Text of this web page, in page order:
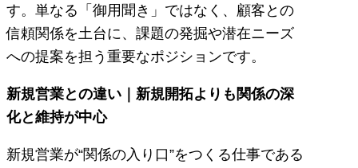
す。単なる「御用聞き」ではなく、顧客との
信頼関係を土台に、課題の発掘や潜在ニーズ
への提案を担う重要なポジションです。
新規営業との違い｜新規開拓よりも関係の深
化と維持が中心
新規営業が“関係の入り口”をつくる仕事である